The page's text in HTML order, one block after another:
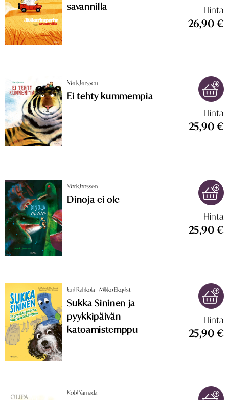
Hinta
26,90 €
savannilla
Hinta
25,90 €
Mark Janssen
Ei tehty kummempia
Hinta
25,90 €
Mark Janssen
Dinoja ei ole
Hinta
25,90 €
Joni Rahkola – Mikko Ekqvist
Sukka Sininen ja
pyykkipäivän
katoamistemppu
Kobi Yamada